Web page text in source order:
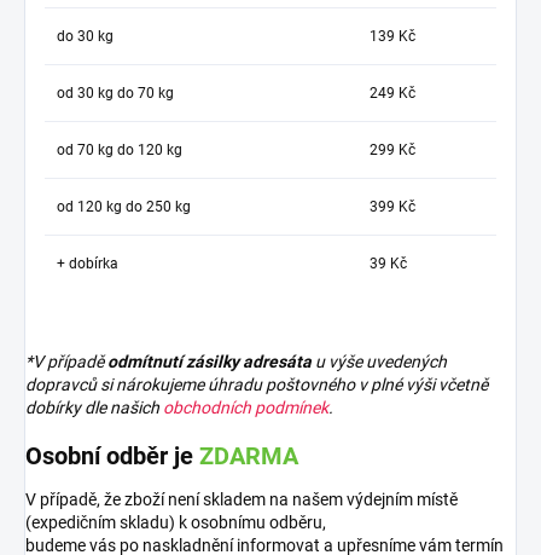
do 30 kg 139 Kč
od 30 kg do 70 kg 249 Kč
od 70 kg do 120 kg 299 Kč
od 120 kg do 250 kg 399 Kč
+ dobírka 39 Kč
*V případěodmítnutí zásilky adresáta u výše uvedených
dopravců si nárokujeme úhradu poštovného v plné výši včetně
dobírky dle našich obchodních podmínek.
Osobní odběr je ZDARMA
V případě, že zboží není skladem na našem výdejním místě
(expedičním skladu) k osobnímu odběru,
budeme vás po naskladnění informovat a upřesníme vám termín